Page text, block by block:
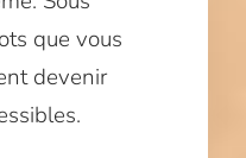
que vous
devenir